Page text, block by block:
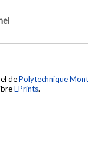
dePolytechnique
EPrints.